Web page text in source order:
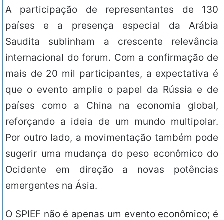
A participação de representantes de 130
países e a presença especial da Arábia
Saudita sublinham a crescente relevância
internacional do forum. Com a confirmação de
mais de 20 mil participantes, a expectativa é
que o evento amplie o papel da Rússia e de
países como a China na economia global,
reforçando a ideia de um mundo multipolar.
Por outro lado, a movimentação também pode
sugerir uma mudança do peso econômico do
Ocidente em direção a novas potências
emergentes na Ásia.
O SPIEF não é apenas um evento econômico; é